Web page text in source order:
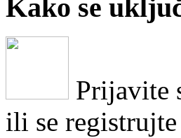
Kako se
Prijavite
ili se